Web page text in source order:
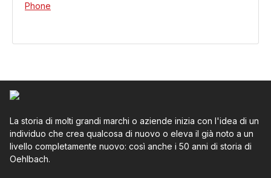
Phone
La storia di molti grandi marchi o aziende inizia con l'idea di un
individuo che crea qualcosa di nuovo o eleva il già noto a un
livello completamente nuovo: così anche i 50 anni di storia di
Oehlbach.